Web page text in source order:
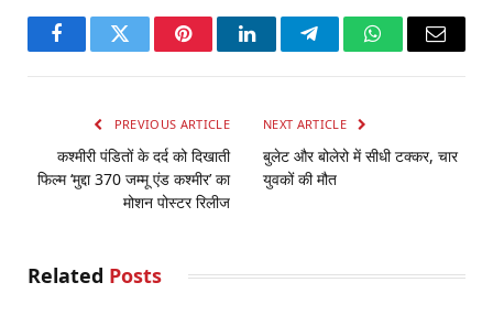
FacebookTwitter PinterestLinkedInTelegramWhatsApp
Email
PREVIOUS ARTICLE
कश्मीरी पंडितों के दर्द को दिखाती
फिल्म ‘मुद्दा 370 जम्मू एंड कश्मीर’ का
मोशन पोस्टर रिलीज
NEXT ARTICLE
बुलेट और बोलेरो में सीधी टक्कर, चार
युवकों की मौत
Related Posts